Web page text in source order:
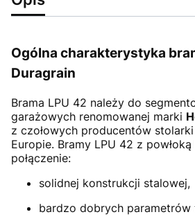
Ogólna charakterystyka
Duragrain
Brama LPU 42 należy do
garażowych renomowanej marki
z czołowych producentów
Europie. Bramy LPU 42 z powłoką
połączenie:
solidnej konstrukcji stalowej,
bardzo dobrych